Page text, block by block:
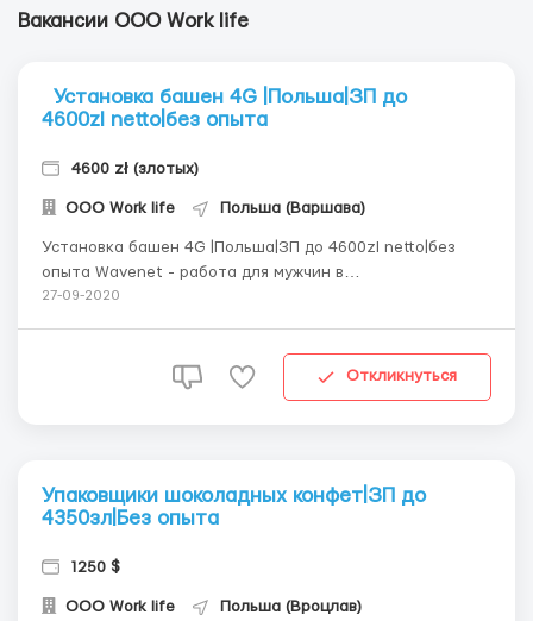
Вакансии ООО Work life
Установка башен 4G |Польша|ЗП до
4600zl netto|без опыта
4600 zł (злотых)
ООО Work life Польша (Варшава)
Установка башен 4G |Польша|ЗП до 4600zl netto|без
опыта Wavenet - работа для мужчин в
телекоммуникационную компанию,
27-09-2020
Откликнуться
Упаковщики шоколадных конфет|ЗП до
4350зл|Без опыта
1250 $
ООО Work life Польша (Вроцлав)